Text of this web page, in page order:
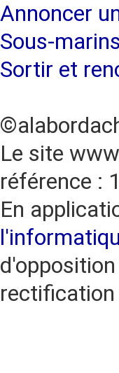
Annoncer
Sous-marins
Sortir et
Le site
référence :
En
rectification